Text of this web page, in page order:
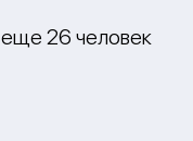
26 человек